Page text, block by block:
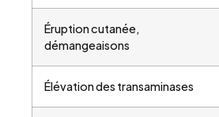
Éruption cutanée,
démangeaisons
Élévation des transaminases